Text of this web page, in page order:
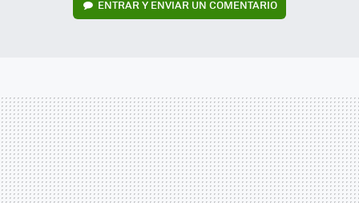
ENTRAR Y ENVIAR UN COMENTARIO